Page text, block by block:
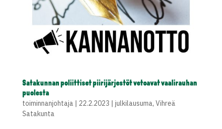
Satakunnan poliittiset piirijärjestöt vetoavat vaalirauhan
puolesta
toiminnanjohtaja | 22.2.2023 | julkilausuma, Vihreä
Satakunta